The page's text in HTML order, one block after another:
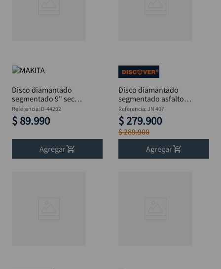
Disco diamantado
segmentado 9" seco
MAKITA D-44292
Referencia: D-44292
$ 89.990
Agregar
Disco diamantado
segmentado asfalto
14"X1" DISCOVER
Referencia: JN 407
$ 279.900
$289.900
Agregar